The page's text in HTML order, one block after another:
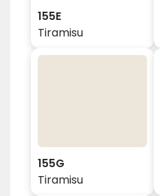
155E
Tiramisu
155G
Tiramisu